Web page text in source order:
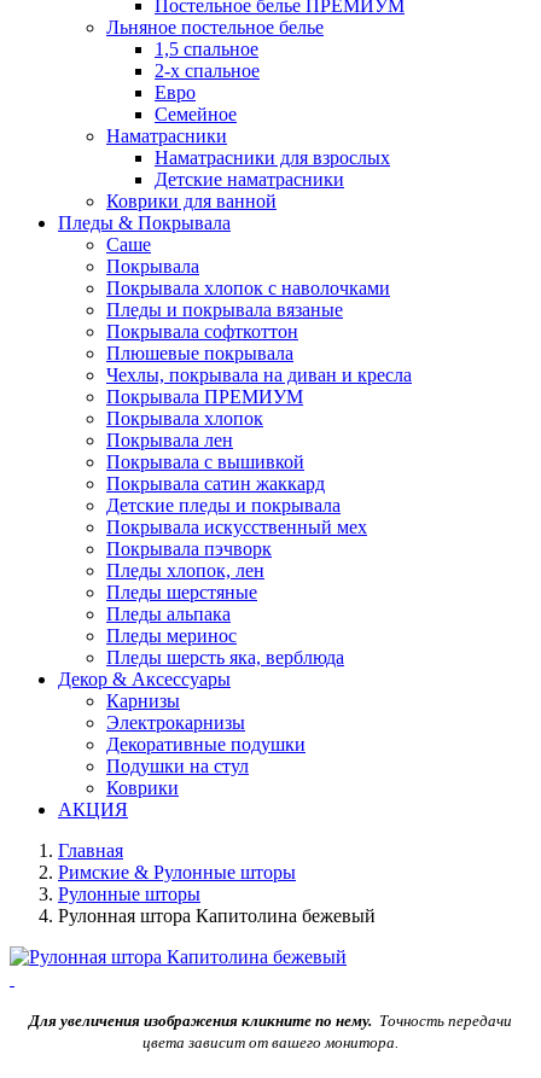
Постельное белье ПРЕМИУМ
Льняное постельное белье
1,5 спальное
2-х спальное
Евро
Семейное
Наматрасники
Наматрасники для взрослых
Детские наматрасники
Коврики для ванной
Пледы & Покрывала
Саше
Покрывала
Покрывала хлопок с наволочками
Пледы и покрывала вязаные
Покрывала софткоттон
Плюшевые покрывала
Чехлы, покрывала на диван и кресла
Покрывала ПРЕМИУМ
Покрывала хлопок
Покрывала лен
Покрывала с вышивкой
Покрывала сатин жаккард
Детские пледы и покрывала
Покрывала искусственный мех
Покрывала пэчворк
Пледы хлопок, лен
Пледы шерстяные
Пледы альпака
Пледы меринос
Пледы шерсть яка, верблюда
Декор & Аксессуары
Карнизы
Электрокарнизы
Декоративные подушки
Подушки на стул
Коврики
АКЦИЯ
Главная
Римские & Рулонные шторы
Рулонные шторы
Рулонная штора Капитолина бежевый
Для увеличения изображения кликните по нему. Точность передачи
цвета зависит от вашего монитора.